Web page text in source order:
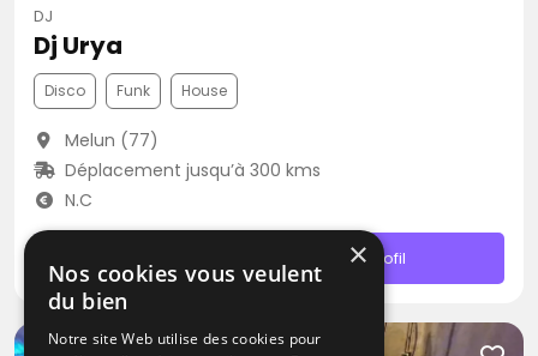
DJ
Dj Urya
Disco Funk House
Melun (77)
Déplacement jusqu’à 300 kms
N.C
Profil
×
Nos cookies vous veulent
du bien
Notre site Web utilise des cookies pour